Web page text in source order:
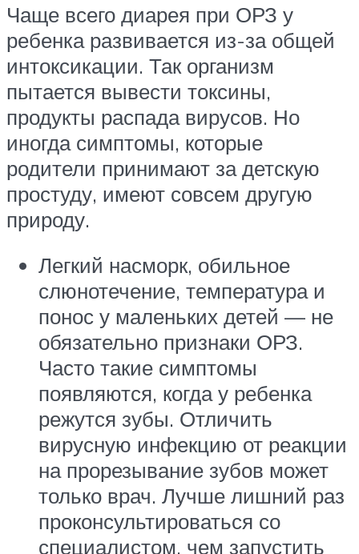
Чаще всего диарея при ОРЗ у
ребенка развивается из-за общей
интоксикации. Так организм
пытается вывести токсины,
продукты распада вирусов. Но
иногда симптомы, которые
родители принимают за детскую
простуду, имеют совсем другую
природу.
Легкий насморк, обильное
слюнотечение, температура и
понос у маленьких детей — не
обязательно признаки ОРЗ.
Часто такие симптомы
появляются, когда у ребенка
режутся зубы. Отличить
вирусную инфекцию от реакции
на прорезывание зубов может
только врач. Лучше лишний раз
проконсультироваться со
специалистом, чем запустить